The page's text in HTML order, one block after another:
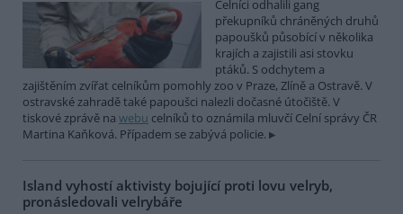
Celníci odhalili gang
překupníků chráněných druhů
papoušků působící v několika
krajích a zajistili asi stovku
ptáků. S odchytem a
zajištěním zvířat celníkům pomohly zoo v Praze, Zlíně a Ostravě. V
ostravské zahradě také papoušci nalezli dočasné útočiště. V
tiskové zprávě na webu celníků to oznámila mluvčí Celní správy ČR
Martina Kaňková. Případem se zabývá policie.
Island vyhostí aktivisty bojující proti lovu velryb,
pronásledovali velrybáře